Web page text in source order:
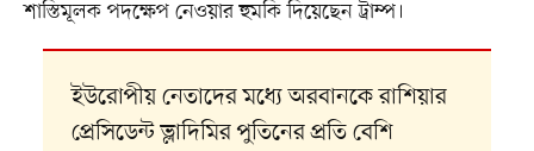
শাস্তিমূলক পদক্ষেপ নেওয়ার হুমকি দিয়েছেন ট্রাম্প।
ইউরোপীয় নেতাদের মধ্যে অরবানকে রাশিয়ার
প্রেসিডেন্ট ভ্লাদিমির পুতিনের প্রতি বেশি